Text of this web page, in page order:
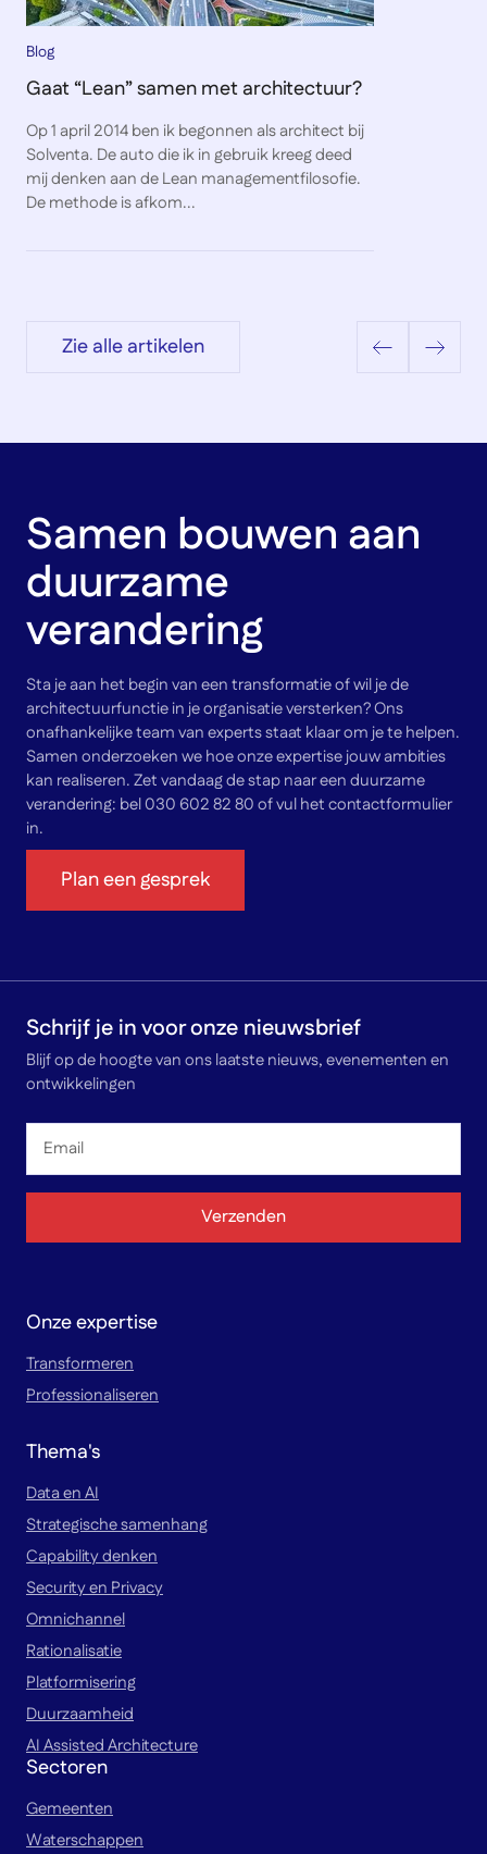
Blog
Gaat “Lean” samen met architectuur?
Op 1 april 2014 ben ik begonnen als architect bij
Solventa. De auto die ik in gebruik kreeg deed
mij denken aan de Lean managementfilosofie.
De methode is afkom...
Zie alle artikelen
Samen bouwen aan
duurzame
verandering
Sta je aan het begin van een transformatie of wil je de
architectuurfunctie in je organisatie versterken? Ons
onafhankelijke team van experts staat klaar om je te helpen.
Samen onderzoeken we hoe onze expertise jouw ambities
kan realiseren. Zet vandaag de stap naar een duurzame
verandering: bel 030 602 82 80 of vul het contactformulier
in.
Plan een gesprek
Schrijf je in voor onze nieuwsbrief
Blijf op de hoogte van ons laatste nieuws, evenementen en
ontwikkelingen
Email
Verzenden
Onze expertise
Transformeren
Professionaliseren
Thema's
Data en AI
Strategische samenhang
Capability denken
Security en Privacy
Omnichannel
Rationalisatie
Platformisering
Duurzaamheid
AI Assisted Architecture
Sectoren
Gemeenten
Waterschappen